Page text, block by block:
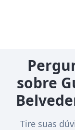
sobre
Tire suas